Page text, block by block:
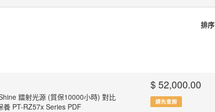
排序
鐳射光源 (質保10000小時) 對比
PT-RZ57x Series PDF
$ 52,000.00
請先查詢